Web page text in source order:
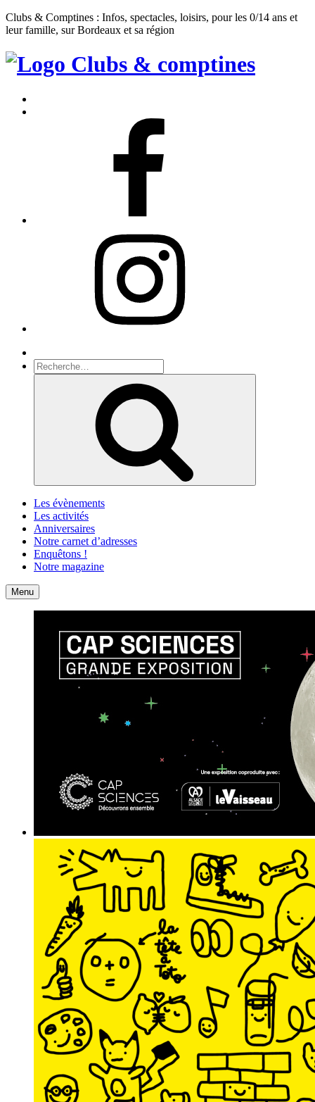
Clubs & Comptines : Infos, spectacles, loisirs, pour les 0/14 ans et
leur famille, sur Bordeaux et sa région
Clubs
Comptines
Recherche
pour
Les évènements
Les activités
Anniversaires
Notre carnet d’adresses
Enquêtons !
Notre magazine
Accueil
Menu Contact